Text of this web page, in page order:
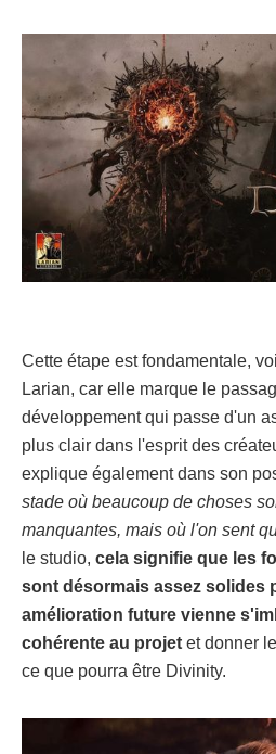
Cette étape est fondamentale,
Larian, car elle marque le
développement qui passe d'un
plus clair dans l'esprit des
explique également dans son
stade où beaucoup de choses
manquantes, mais où l'on sent
le studio, cela signifie que les
sont désormais assez solides
amélioration future vienne
cohérente au projet et donner
ce que pourra être Divinity.